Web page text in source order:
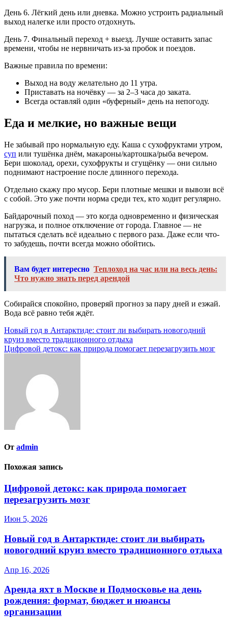
День 6. Лёгкий день или дневка. Можно устроить радиальный
выход налегке или просто отдохнуть.
День 7. Финальный переход + выезд. Лучше оставить запас
времени, чтобы не нервничать из-за пробок и поездов.
Важные правила по времени:
Выход на воду желательно до 11 утра.
Приставать на ночёвку — за 2–3 часа до заката.
Всегда оставляй один «буферный» день на непогоду.
Еда и мелкие, но важные вещи
Не забывай про нормальную еду. Каша с сухофруктами утром,
суп или тушёнка днём, макароны/картошка/рыба вечером.
Бери шоколад, орехи, сухофрукты и сгущёнку — они сильно
поднимают настроение после длинного перехода.
Отдельно скажу про мусор. Бери плотные мешки и вывози всё
с собой. Это уже почти норма среди тех, кто ходит регулярно.
Байдарочный поход — это когда одновременно и физическая
нагрузка, и полное отключение от города. Главное — не
пытаться сделать всё идеально с первого раза. Даже если что-
то забудешь, почти всегда можно обойтись.
Вам будет интересно Теплоход на час или на весь день:
Что нужно знать перед арендой
Собирайся спокойно, проверяй прогноз за пару дней и езжай.
Вода всё равно тебя ждёт.
Навигация
по
Новый год в Антарктиде: стоит ли выбирать новогодний
круиз вместо традиционного отдыха
Цифровой детокс: как природа помогает перезагрузить мозг
От admin
Похожая запись
Цифровой детокс: как природа помогает
перезагрузить мозг
Июн 5, 2026
Новый год в Антарктиде: стоит ли выбирать
новогодний круиз вместо традиционного отдыха
Апр 16, 2026
Аренда яхт в Москве и Подмосковье на день
рождения: формат, бюджет и нюансы
организации